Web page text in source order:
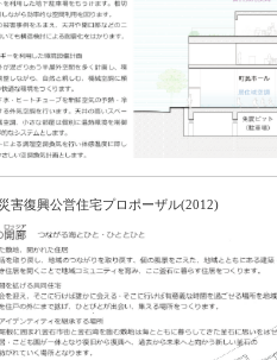
害復興公営住宅プロポーザル(2012)